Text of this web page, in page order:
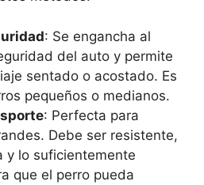
: Se engancha al
del auto y permite
sentado o acostado. Es
pequeños o medianos.
: Perfecta para
Debe ser resistente,
y lo suficientemente
que el perro pueda